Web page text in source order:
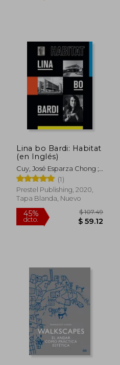
45%
45%
dcto.
Lina bo Bardi: Habitat
(en Inglés)
Cuy, José Esparza Chong ;
Toledo, Thomas ; Pedrosa,
Adriano
(1)
Prestel Publishing, 2020,
Tapa Blanda, Nuevo